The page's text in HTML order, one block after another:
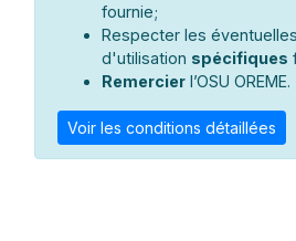
fournie;
Respecter les
d'utilisation spécifiques
Remercier l’OSU OREME.
Voir les conditions détaillées